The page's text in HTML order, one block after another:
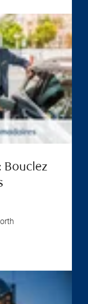
Bouclez